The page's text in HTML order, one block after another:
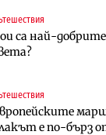
са най-
е по-бърз
ТЕЦ
с 5 блока
„Козлодуй“ ще
седмици,
ще
и
за
в капан